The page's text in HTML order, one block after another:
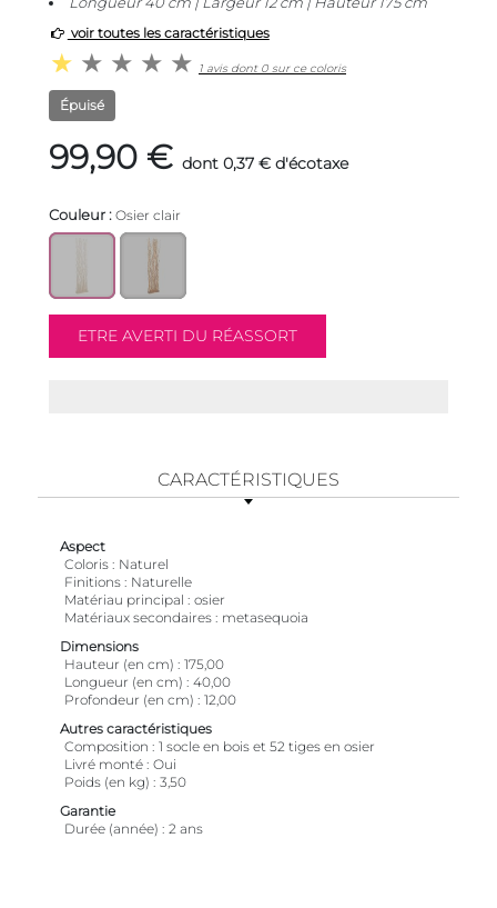
voir toutes les caractéristiques
1 avis dont 0 sur ce coloris
Épuisé
99,90 € dont 0,37 € d'écotaxe
Couleur : Osier clair
CARACTÉRISTIQUES
Aspect
Coloris
Naturel
Finitions
Naturelle
Matériau principal
osier
Matériaux secondaires
metasequoia
Dimensions
Hauteur (en cm)
175,00
Longueur (en cm)
40,00
Profondeur (en cm)
12,00
Autres caractéristiques
Composition
1 socle en bois et 52 tiges en osier
Livré monté Oui
Poids (en kg)
3,50
Garantie
Durée (année)
2 ans